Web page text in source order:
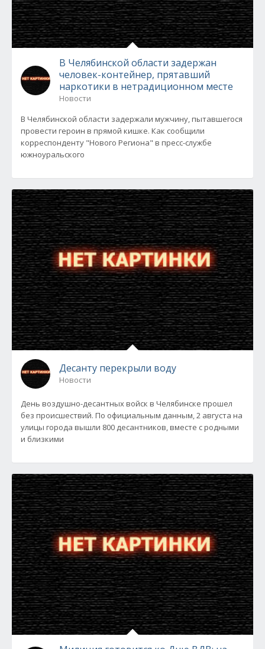
В Челябинской области задержан
человек-контейнер, прятавший
наркотики в нетрадиционном месте
Новости
В Челябинской области задержали мужчину, пытавшегося
провести героин в прямой кишке. Как сообщили
корреспонденту "Нового Региона" в пресс-службе
южноуральского
Десанту перекрыли воду
Новости
День воздушно-десантных войск в Челябинске прошел
без происшествий. По официальным данным, 2 августа на
улицы города вышли 800 десантников, вместе с родными
и близкими